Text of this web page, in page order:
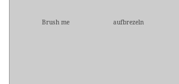
Brush me aufbrezeln